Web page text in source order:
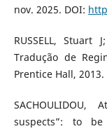
nov. 2025. DOI:
RUSSELL, Stuart
Tradução de
Prentice Hall, 2013.
suspects”: to